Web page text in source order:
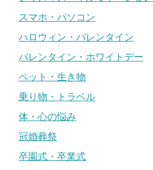
スマホ・パソコン
ハロウィン・バレンタイン
バレンタイン・ホワイトデー
ペット・生き物
乗り物・トラベル
体・心の悩み
冠婚葬祭
卒園式・卒業式